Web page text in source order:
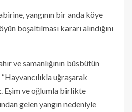
yangının bir anda köye
boşaltılması kararı alındığını
ve samanlığının büsbütün
uğraşarak
Eşim ve oğlumla birlikte
gelen yangın nedeniyle